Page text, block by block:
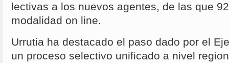
lectivas a los nuevos agentes, de las que
modalidad on line.
Urrutia ha destacado el paso dado por el
un proceso selectivo unificado a nivel